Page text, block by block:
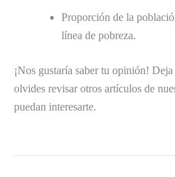
Proporción de la
línea de pobreza.
¡Nos gustaría saber tu opinión!
olvides revisar otros artículos de
puedan interesarte.